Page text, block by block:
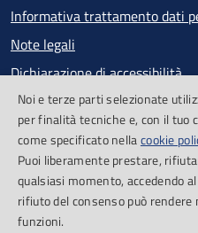
Informativa trattamento dati
Note legali
Dichiarazione di accessibilità
Obiettivi di accessibilità
Segnalazioni accessibilità
SEGUICI SU
Facebook
Noi e terze parti selezionate
per finalità tecniche e, con il tuo
come specificato nellacookie
Puoi liberamente prestare,
qualsiasi momento, accedendo
rifiuto del consenso può
funzioni.